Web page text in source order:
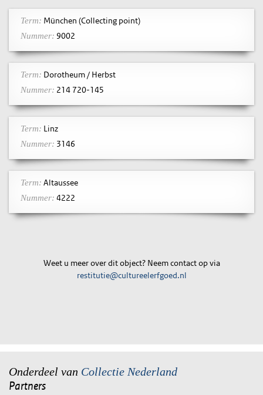
Term: München (Collecting point)
Nummer: 9002
Term: Dorotheum / Herbst
Nummer: 214 720-145
Term: Linz
Nummer: 3146
Term: Altaussee
Nummer: 4222
Weet u meer over dit object? Neem contact op via
restitutie@cultureelerfgoed.nl
Onderdeel van Collectie Nederland
Partners